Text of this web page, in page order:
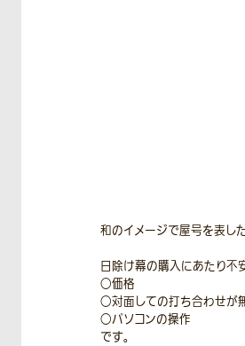
和のイメージで屋号を表し
日除け幕の購入にあたり不
○価格
○対面しての打ち合わせが
○パソコンの操作
です。